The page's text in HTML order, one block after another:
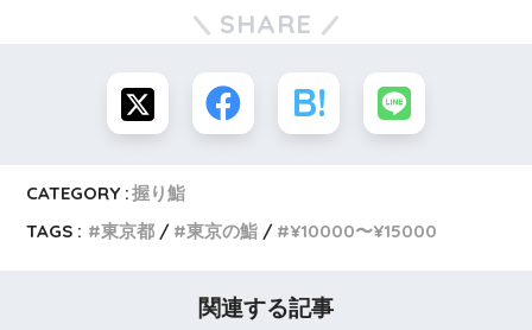
SHARE
CATEGORY :握り鮨
TAGS :
東京都 東京の鮨 ¥10000〜¥15000
関連する記事